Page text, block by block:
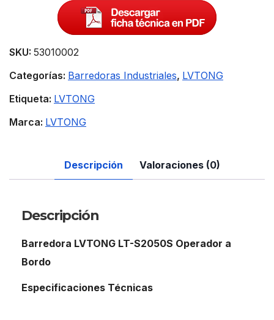
SKU: 53010002
Categorías: Barredoras Industriales, LVTONG
Etiqueta: LVTONG
Marca: LVTONG
Descripción Valoraciones (0)
Descripción
Barredora LVTONG LT-S2050S Operador a
Bordo
Especificaciones Técnicas